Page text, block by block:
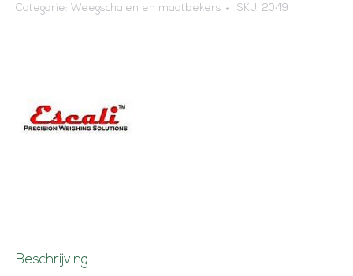
Categorie: Weegschalen en maatbekers SKU: 2049
Beschrijving